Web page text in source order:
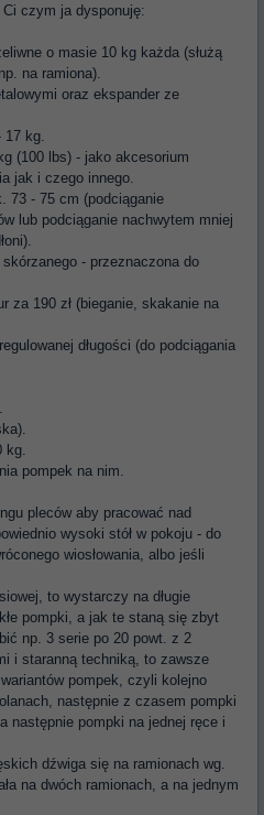
czym ja dysponuję:
o masie 10 kg każda (służą
na ramiona).
oraz ekspander ze
17 kg.
(100 lbs) - jako akcesorium
jak i czego innego.
73 - 75 cm (podciąganie
lub podciąganie nachwytem mniej
- przeznaczona do
za 190 zł (bieganie, skakanie na
długości (do podciągania
kg.
pompek na nim.
pleców aby pracować nad
wysoki stół w pokoju - do
wiosłowania, albo jeśli
to wystarczy na długie
pompki, a jak te staną się zbyt
np. 3 serie po 20 powt. z 2
i staranną techniką, to zawsze
pompek, czyli kolejno
następnie z czasem pompki
następnie pompki na jednej ręce i
dźwiga się na ramionach wg.
na dwóch ramionach, a na jednym